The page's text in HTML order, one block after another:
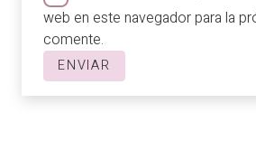
web en este navegador para la
comente.